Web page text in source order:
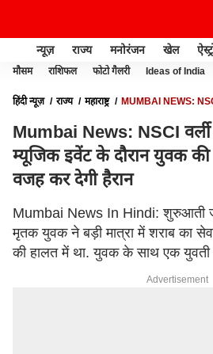
न्यूज़ राज्य मनोरंजन खेल
मौसम राशिफल फोटो गैलरी Ideas of India
हिंदी न्यूज़ राज्य महाराष्ट्र
MUMBAI NEWS:
Mumbai News: NSCI
म्यूजिक इवेंट के दौरान युवक
वजह कर देगी हैरान
Mumbai News In Hindi: शुरुआती
मृतक युवक ने बड़ी मात्रा में शराब का
की हालत में था. युवक के साथ एक युवती
Advertisement